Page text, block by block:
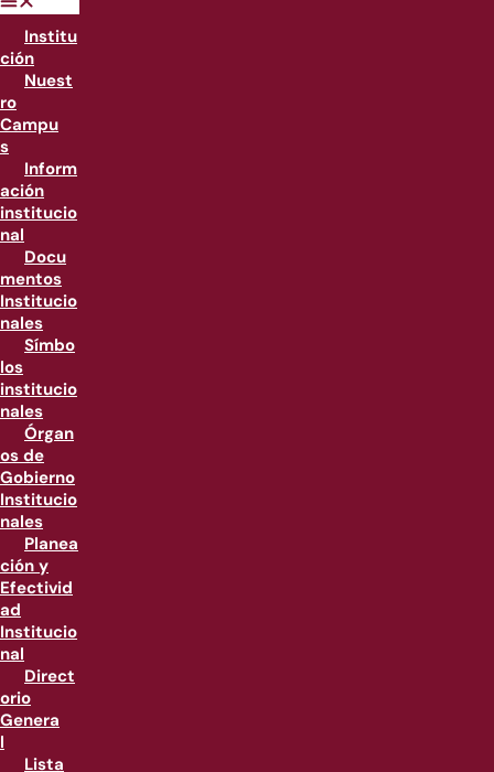
Institu
ción
Nuest
ro
Campu
s
Inform
ación
institucio
nal
Docu
mentos
Institucio
nales
Símbo
los
institucio
nales
Órgan
os de
Gobierno
Institucio
nales
Planea
ción y
Efectivid
ad
Institucio
nal
Direct
orio
Genera
l
Lista